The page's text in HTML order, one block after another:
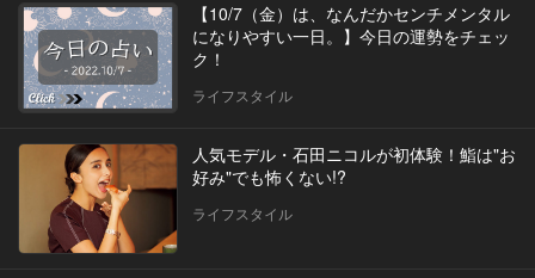
【10/7（金）は、なんだかセンチメンタル
になりやすい一日。】今日の運勢をチェッ
ク！
ライフスタイル
人気モデル・石田ニコルが初体験！鮨は"お
好み"でも怖くない!?
ライフスタイル